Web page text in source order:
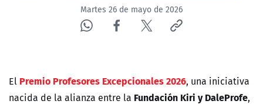
Martes 26 de mayo de 2026
El Premio Profesores Excepcionales 2026, una iniciativa
nacida de la alianza entre la Fundación Kiri y DaleProfe,